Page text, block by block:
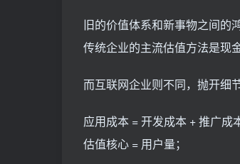
旧的价值体系和新事物之间的
传统企业的主流估值方法是现
而互联网企业则不同，抛开细
应用成本 = 开发成本 + 推广成
估值核心 = 用户量；